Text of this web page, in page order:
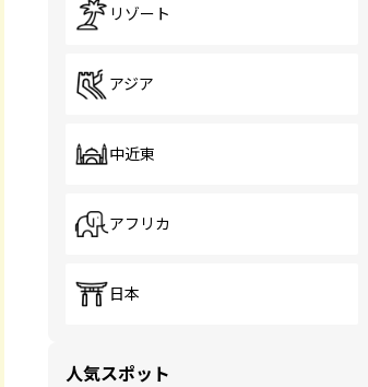
リゾート
アジア
中近東
アフリカ
日本
人気スポット